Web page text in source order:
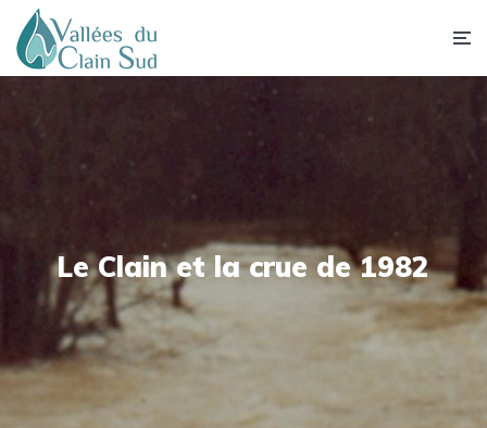
Le Clain et la crue de 1982